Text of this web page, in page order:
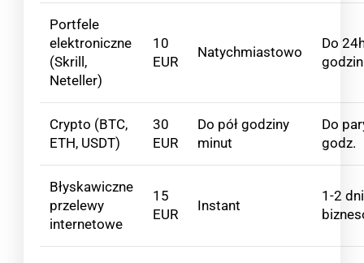
Portfele
elektroniczne
(Skrill,
Neteller)
10
EUR
Natychmiastowo
Do
godzin
Crypto (BTC,
ETH, USDT)
30
EUR
Do pół godziny
minut
Do
godz.
Błyskawiczne
przelewy
internetowe
15
EUR
Instant
1-2